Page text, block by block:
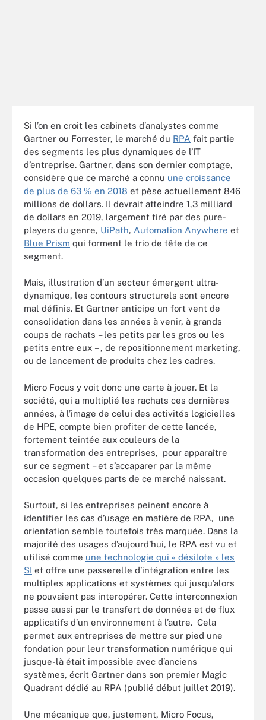
Si l’on en croit les cabinets d’analystes comme
Gartner ou Forrester, le marché du RPA fait partie
des segments les plus dynamiques de l’IT
d’entreprise. Gartner, dans son dernier comptage,
considère que ce marché a connu une croissance
de plus de 63 % en 2018 et pèse actuellement 846
millions de dollars. Il devrait atteindre 1,3 milliard
de dollars en 2019, largement tiré par des pure-
players du genre, UiPath, Automation Anywhere et
Blue Prism qui forment le trio de tête de ce
segment.
Mais, illustration d’un secteur émergent ultra-
dynamique, les contours structurels sont encore
mal définis. Et Gartner anticipe un fort vent de
consolidation dans les années à venir, à grands
coups de rachats – les petits par les gros ou les
petits entre eux – , de repositionnement marketing,
ou de lancement de produits chez les cadres.
Micro Focus y voit donc une carte à jouer. Et la
société, qui a multiplié les rachats ces dernières
années, à l’image de celui des activités logicielles
de HPE, compte bien profiter de cette lancée,
fortement teintée aux couleurs de la
transformation des entreprises, pour apparaître
sur ce segment – et s’accaparer par la même
occasion quelques parts de ce marché naissant.
Surtout, si les entreprises peinent encore à
identifier les cas d’usage en matière de RPA, une
orientation semble toutefois très marquée. Dans la
majorité des usages d’aujourd’hui, le RPA est vu et
utilisé comme une technologie qui « désilote » les
SI et offre une passerelle d’intégration entre les
multiples applications et systèmes qui jusqu’alors
ne pouvaient pas interopérer. Cette interconnexion
passe aussi par le transfert de données et de flux
applicatifs d’un environnement à l’autre. Cela
permet aux entreprises de mettre sur pied une
fondation pour leur transformation numérique qui
jusque-là était impossible avec d’anciens
systèmes, écrit Gartner dans son premier Magic
Quadrant dédié au RPA (publié début juillet 2019).
Une mécanique que, justement, Micro Focus,